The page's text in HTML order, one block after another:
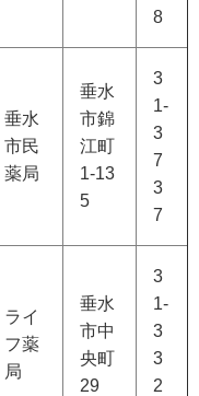
8
垂水
市民
薬局
垂水
市錦
江町
1-13
5
3
1-
3
7
3
7
ライ
フ薬
局
垂水
市中
央町
29
3
1-
3
3
2